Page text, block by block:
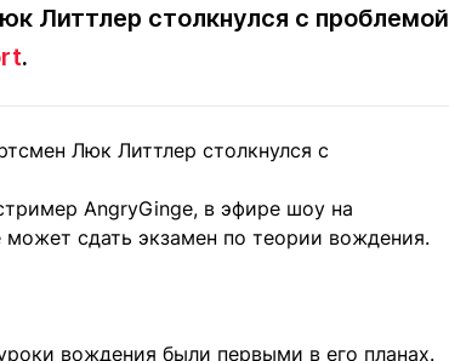
Пресс-центр
Литтлер столкнулся с проблемой
.
Люк Литтлер столкнулся с
AngryGinge, в эфире шоу на
сдать экзамен по теории вождения.
вождения были первыми в его планах.